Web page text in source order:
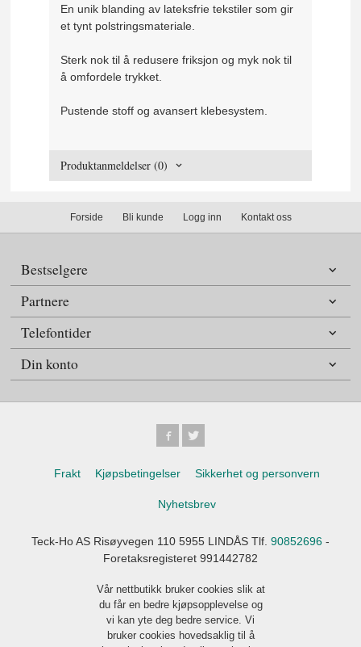
En unik blanding av lateksfrie tekstiler som gir
et tynt polstringsmateriale.
Sterk nok til å redusere friksjon og myk nok til
å omfordele trykket.
Pustende stoff og avansert klebesystem.
Produktanmeldelser (0)
Forside Bli kunde Logg inn Kontakt oss
Bestselgere
Partnere
Telefontider
Din konto
Frakt Kjøpsbetingelser Sikkerhet og personvern
Nyhetsbrev
Teck-Ho AS Risøyvegen 110 5955 LINDÅS Tlf. 90852696 -
Foretaksregisteret 991442782
Vår nettbutikk bruker cookies slik at
du får en bedre kjøpsopplevelse og
vi kan yte deg bedre service. Vi
bruker cookies hovedsaklig til å